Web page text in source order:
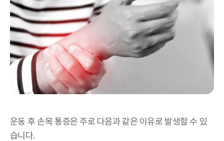
운동 후 손목 통증은 주로 다음과 같은 이유로 발생할 수 있
습니다.